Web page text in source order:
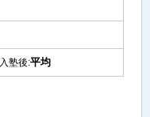
入塾後:平均